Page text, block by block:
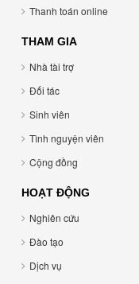
Thanh toán online
THAM GIA
Nhà tài trợ
Đối tác
Sinh viên
Tình nguyện viên
Cộng đồng
HOẠT ĐỘNG
Nghiên cứu
Đào tạo
Dịch vụ